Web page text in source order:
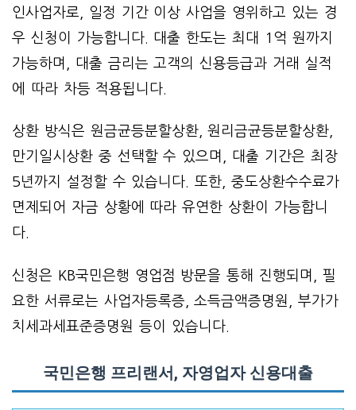
인사업자로, 일정 기간 이상 사업을 영위하고 있는 경
우 신청이 가능합니다. 대출 한도는 최대 1억 원까지
가능하며, 대출 금리는 고객의 신용등급과 거래 실적
에 따라 차등 적용됩니다.
상환 방식은 원금균등분할상환, 원리금균등분할상환,
만기일시상환 중 선택할 수 있으며, 대출 기간은 최장
5년까지 설정할 수 있습니다. 또한, 중도상환수수료가
면제되어 자금 상황에 따라 유연한 상환이 가능합니
다.
신청은 KB국민은행 영업점 방문을 통해 진행되며, 필
요한 서류로는 사업자등록증, 소득금액증명원, 부가가
치세과세표준증명원 등이 있습니다.
국민은행 프리랜서, 자영업자 신용대출